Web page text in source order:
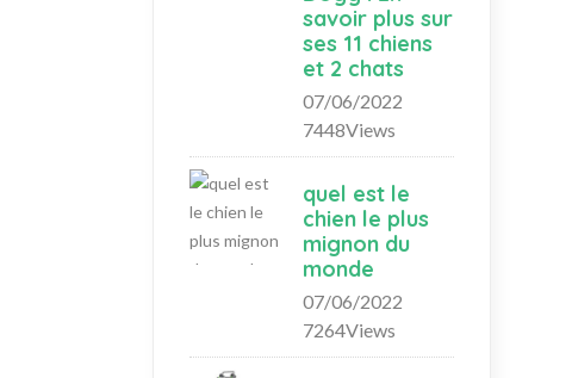
savoir plus sur
ses 11 chiens
et 2 chats
07/06/2022
7448Views
quel est le
chien le plus
mignon du
monde
07/06/2022
7264Views